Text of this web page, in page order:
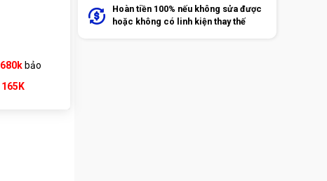
680k bảo
165K
Hoàn tiền 100% nếu không sửa được
hoặc không có linh kiện thay thế